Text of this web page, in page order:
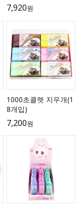
7,920원
1000초콜렛 지우개(1
8개입)
7,200원